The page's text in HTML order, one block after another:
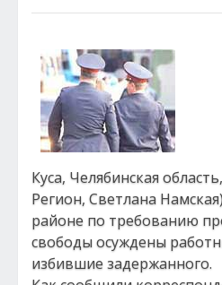
Куса, Челябинская
Регион, Светлана
районе по требованию
свободы осуждены
избившие задержанного.